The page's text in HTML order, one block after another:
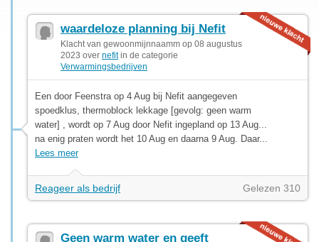
waardeloze planning bij Nefit
Klacht van gewoonmijnnaamm op 08 augustus
2023 over nefitin de categorie
Verwarmingsbedrijven
Een door Feenstra op 4 Aug bij Nefit aangegeven
spoedklus, thermoblock lekkage [gevolg: geen warm
water] , wordt op 7 Aug door Nefit ingepland op 13 Aug...
na enig praten wordt het 10 Aug en daarna 9 Aug. Daar...
Lees meer
Reageer als bedrijf Gelezen 310
Geen warm water en geeft